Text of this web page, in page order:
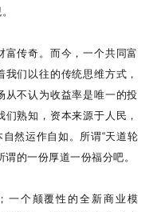
富传奇。而今，一个共同富
们以往的传统思维方式，
从不认为收益率是唯一的投
熟知，资本来源于人民，
然运作自如。所谓“天道轮
谓的一份厚道一份福分吧。
一个颠覆性的全新商业模